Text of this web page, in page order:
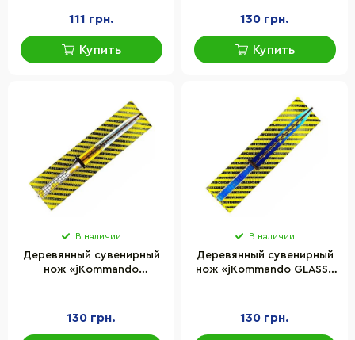
111 грн.
Купить
130 грн.
Купить
В наличии
Деревянный сувенирный
нож «jKommando
130 грн.
В наличии
Деревянный сувенирный
нож «jKommando GLASS»
130 грн.